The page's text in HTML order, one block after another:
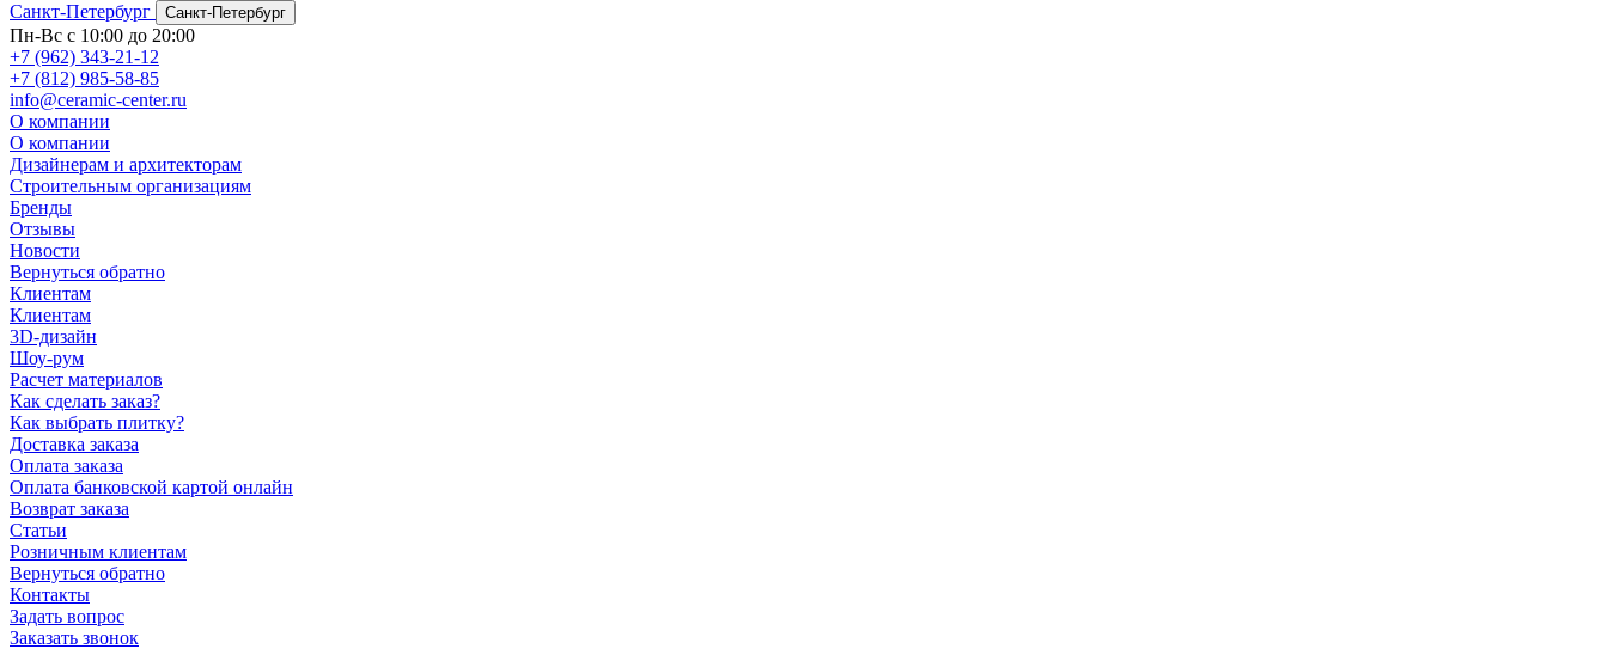
Санкт-Петербург
Санкт-Петербург
Пн-Вс с 10:00 до 20:00
+7 (962) 343-21-12
+7 (812) 985-58-85
info@ceramic-center.ru
О компании
О компании
Дизайнерам и архитекторам
Строительным организациям
Бренды
Отзывы
Новости
Вернуться обратно
Клиентам
Клиентам
3D-дизайн
Шоу-рум
Расчет материалов
Как сделать заказ?
Как выбрать плитку?
Доставка заказа
Оплата заказа
Оплата банковской картой онлайн
Возврат заказа
Статьи
Розничным клиентам
Вернуться обратно
Контакты
Задать вопрос
Заказать звонок